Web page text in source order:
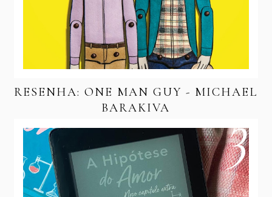
RESENHA: ONE MAN GUY - MICHAEL
BARAKIVA